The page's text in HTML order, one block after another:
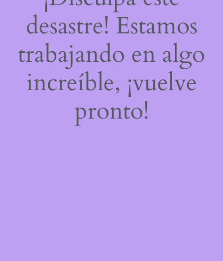
desastre! Estamos
trabajando en algo
increíble, ¡vuelve
pronto!